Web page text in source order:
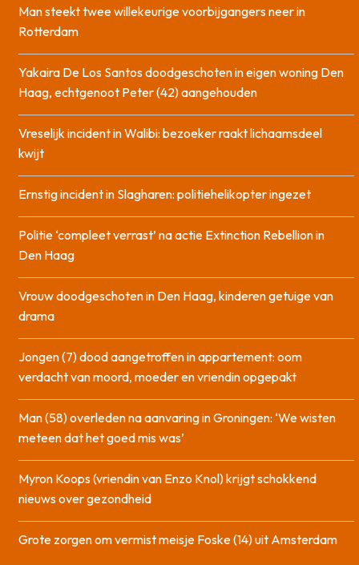
Man steekt twee willekeurige voorbijgangers neer in
Rotterdam
Yakaira De Los Santos doodgeschoten in eigen woning Den
Haag, echtgenoot Peter (42) aangehouden
Vreselijk incident in Walibi: bezoeker raakt lichaamsdeel
kwijt
Ernstig incident in Slagharen: politiehelikopter ingezet
Politie ‘compleet verrast’ na actie Extinction Rebellion in
Den Haag
Vrouw doodgeschoten in Den Haag, kinderen getuige van
drama
Jongen (7) dood aangetroffen in appartement: oom
verdacht van moord, moeder en vriendin opgepakt
Man (58) overleden na aanvaring in Groningen: ‘We wisten
meteen dat het goed mis was’
Myron Koops (vriendin van Enzo Knol) krijgt schokkend
nieuws over gezondheid
Grote zorgen om vermist meisje Foske (14) uit Amsterdam